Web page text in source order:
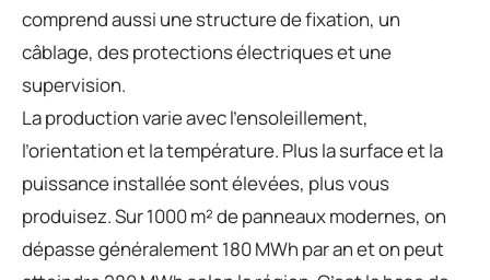
comprend aussi une structure de fixation, un
câblage, des protections électriques et une
supervision.
La production varie avec l’ensoleillement,
l’orientation et la température. Plus la surface et la
puissance installée sont élevées, plus vous
produisez. Sur 1000 m² de panneaux modernes, on
dépasse généralement 180 MWh par an et on peut